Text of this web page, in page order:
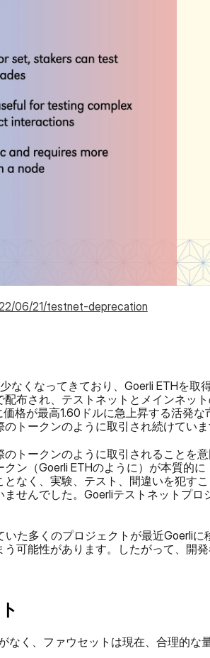
06/21/testnet-deprecation
なくなってきており、Goerli ETHを
布され、テストネットとメインネッ
格が最高1.60ドルに急上昇する活発
トークンのように取引され続けていま
トークンのように取引されることを
ン（Goerli ETHのように）が本質的
なく、実験、テスト、間違いを犯す
せんでした。Goerliテストネットプ
いた多くのプロジェクトが最近Goerli
可能性があります。したがって、開
なく、ファウセットは現在、合理的な